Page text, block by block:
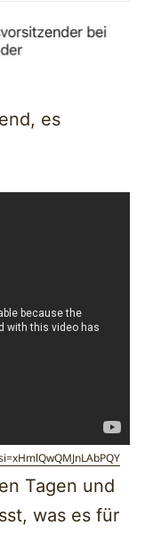
es
Tagen und
was es für